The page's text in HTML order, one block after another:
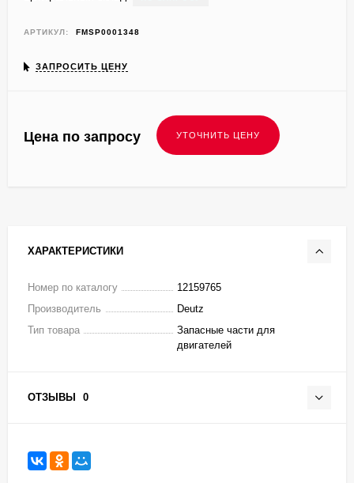
АРТИКУЛ: FMSP0001348
ЗАПРОСИТЬ ЦЕНУ
Цена по запросу
ХАРАКТЕРИСТИКИ
Номер по каталогу
12159765
Производитель
Deutz
Тип товара
Запасные части для
двигателей
ОТЗЫВЫ 0